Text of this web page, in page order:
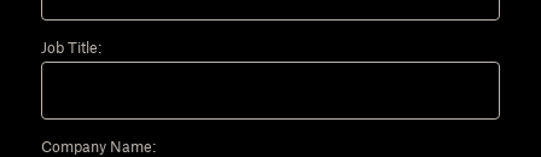
Job Title:
Company Name: